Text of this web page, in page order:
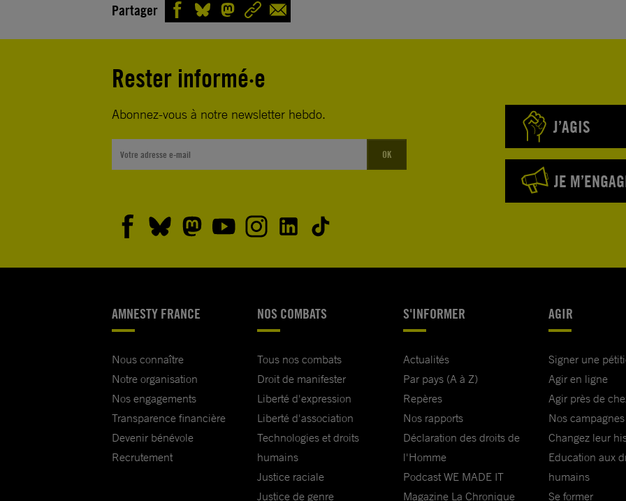
Partager
Rester informé·e
Abonnez-vous à notre newsletter hebdo.
OK
J’AGIS
JE
AMNESTY FRANCE
Nous connaître
Notre organisation
Nos engagements
Transparence financière
Devenir bénévole
Recrutement
NOS COMBATS
Tous nos combats
Droit de manifester
Liberté d'expression
Liberté d'association
Technologies et droits
humains
Justice raciale
Justice de genre
S'INFORMER
Actualités
Par pays (A à Z)
Repères
Nos rapports
Déclaration des droits de
l'Homme
Podcast WE MADE IT
Magazine La Chronique
AGIR
Signer une
Agir en ligne
Agir près de
Nos campagnes
Changez leur
Education aux
humains
Se former